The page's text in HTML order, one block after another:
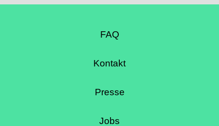
FAQ
Kontakt
Presse
Jobs